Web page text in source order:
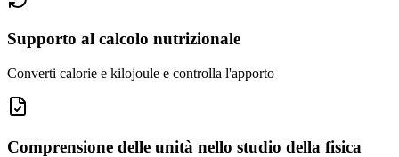
Supporto al calcolo nutrizionale
Converti calorie e kilojoule e controlla l'apporto
Comprensione delle unità nello studio della fisica